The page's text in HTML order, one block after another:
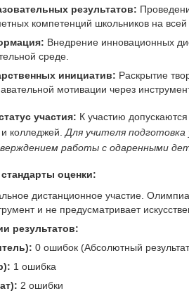
результатов:
компетенций школьников на
Внедрение инновационных
среде.
инициатив: Раскрытие
мотивации через
участия: К участию
колледжей. Для учителя
работы с одаренными
оценки:
дистанционное участие.
и не предусматривает
результатов:
0 ошибок (Абсолютный
1 ошибка
2 ошибки